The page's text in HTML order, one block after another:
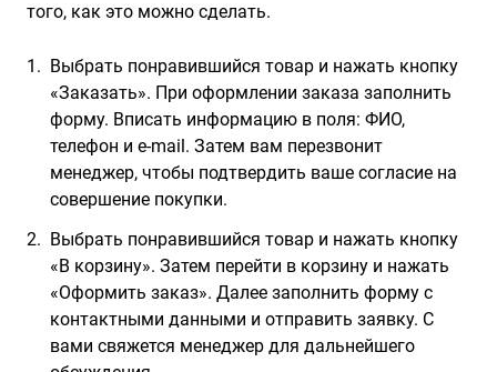
того, как это можно сделать.
Выбрать понравившийся товар и нажать кнопку
«Заказать». При оформлении заказа заполнить
форму. Вписать информацию в поля: ФИО,
телефон и e-mail. Затем вам перезвонит
менеджер, чтобы подтвердить ваше согласие на
совершение покупки.
Выбрать понравившийся товар и нажать кнопку
«В корзину». Затем перейти в корзину и нажать
«Оформить заказ». Далее заполнить форму с
контактными данными и отправить заявку. С
вами свяжется менеджер для дальнейшего